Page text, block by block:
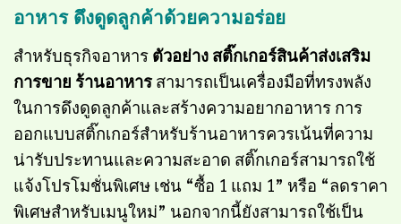
อาหาร ดึงดูดลูกค้าด้วยความอร่อย
สำหรับธุรกิจอาหาร ตัวอย่าง สติ๊กเกอร์สินค้าส่งเสริม
การขาย ร้านอาหารสามารถเป็นเครื่องมือที่ทรงพลัง
ในการดึงดูดลูกค้าและสร้างความอยากอาหาร การ
ออกแบบสติ๊กเกอร์สำหรับร้านอาหารควรเน้นที่ความ
น่ารับประทานและความสะอาด สติ๊กเกอร์สามารถใช้
แจ้งโปรโมชั่นพิเศษ เช่น “ซื้อ 1 แถม 1” หรือ “ลดราคา
พิเศษสำหรับเมนูใหม่” นอกจากนี้ยังสามารถใช้เป็น